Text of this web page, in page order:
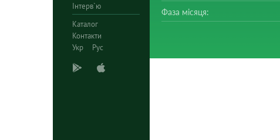
Інтерв`ю
Каталог
Контакти
Укр
Рус
Фаза місяця: